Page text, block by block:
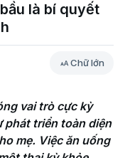
là bí quyết
Chữ lớn
Chữ lớn
vai trò cực kỳ
phát triển toàn diện
mẹ. Việc ăn uống